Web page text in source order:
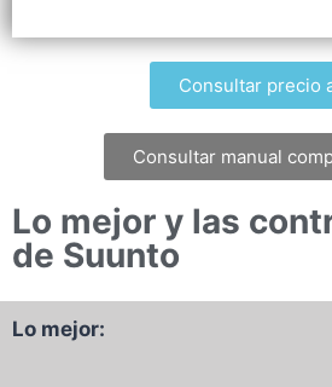
Consultar precio
Consultar manual
Lo mejor y las
de Suunto
Lo mejor: